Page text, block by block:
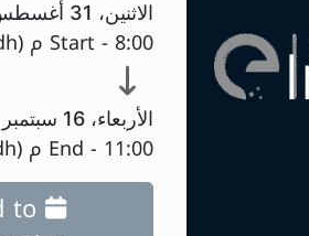
الاثنين، 31 أغسطس 2026
Start - 8:00 م (
الأربعاء، 16 سبتمبر 2026
End - 11:00 م (
to